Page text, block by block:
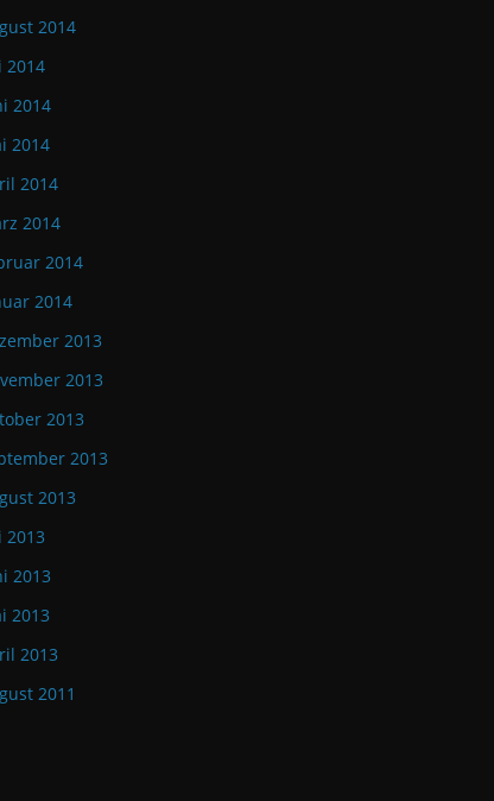
2014
2014
2014
2014
2014
2014
2014
2014
2013
2013
2013
2013
2013
2013
2013
2013
2013
2011